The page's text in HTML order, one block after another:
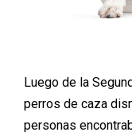
Luego de la
perros de caza
personas